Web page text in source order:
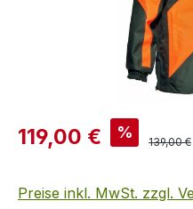
Verkaufspreis:
119,00 € %
139,00 €
Preise inkl. MwSt. zzgl.